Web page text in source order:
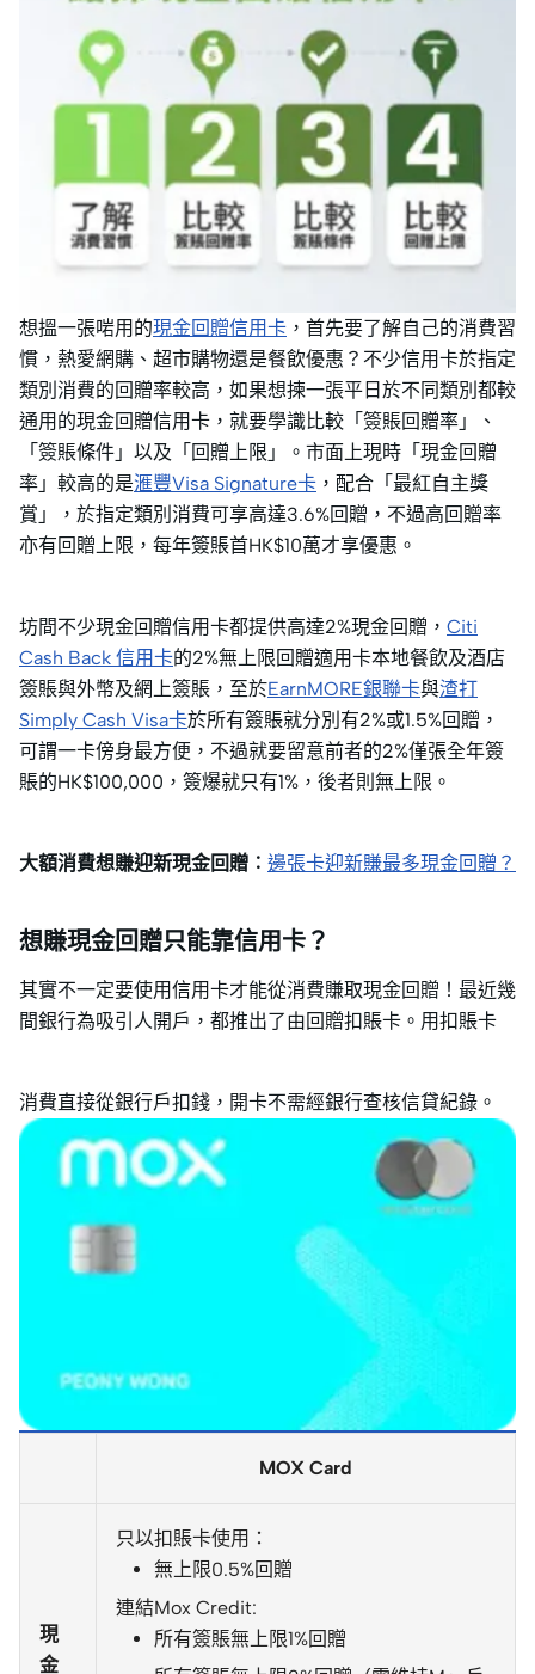
想搵一張啱用的現金回贈信用卡 ，首先要了解自己的消費習
慣，熱愛網購、超市購物還是餐飲優惠？不少信用卡於指定
類別消費的回贈率較高，如果想揀一張平日於不同類別都較
通用的現金回贈信用卡，就要學識比較「簽賬回贈率」、
「簽賬條件」以及「回贈上限」。市面上現時「現金回贈
率」較高的是滙豐Visa Signature卡 ，配合「最紅自主獎
賞」，於指定類別消費可享高達3.6%回贈，不過高回贈率
亦有回贈上限，每年簽賬首HK$10萬才享優惠。
坊間不少現金回贈信用卡都提供高達2%現金回贈， Citi
Cash Back 信用卡的2%無上限回贈適用卡本地餐飲及酒店
簽賬與外幣及網上簽賬，至於EarnMORE銀聯卡與渣打
Simply Cash Visa卡於所有簽賬就分別有2%或1.5%回贈，
可謂一卡傍身最方便，不過就要留意前者的2%僅張全年簽
賬的HK$100,000，簽爆就只有1%，後者則無上限。
大額消費想賺迎新現金回贈︰ 邊張卡迎新賺最多現金回贈？
想賺現金回贈只能靠信用卡？
其實不一定要使用信用卡才能從消費賺取現金回贈！最近幾
間銀行為吸引人開戶，都推出了由回贈扣賬卡。用扣賬卡
消費直接從銀行戶扣錢，開卡不需經銀行查核信貸紀錄。
MOX Card
現
金
只以扣賬卡使用：
無上限0.5%回贈
連結Mox Credit:
所有簽賬無上限1%回贈